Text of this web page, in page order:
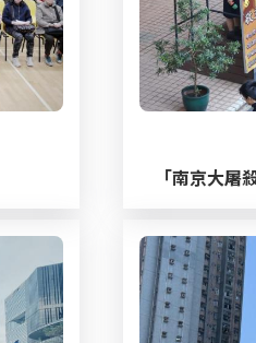
「南京大屠